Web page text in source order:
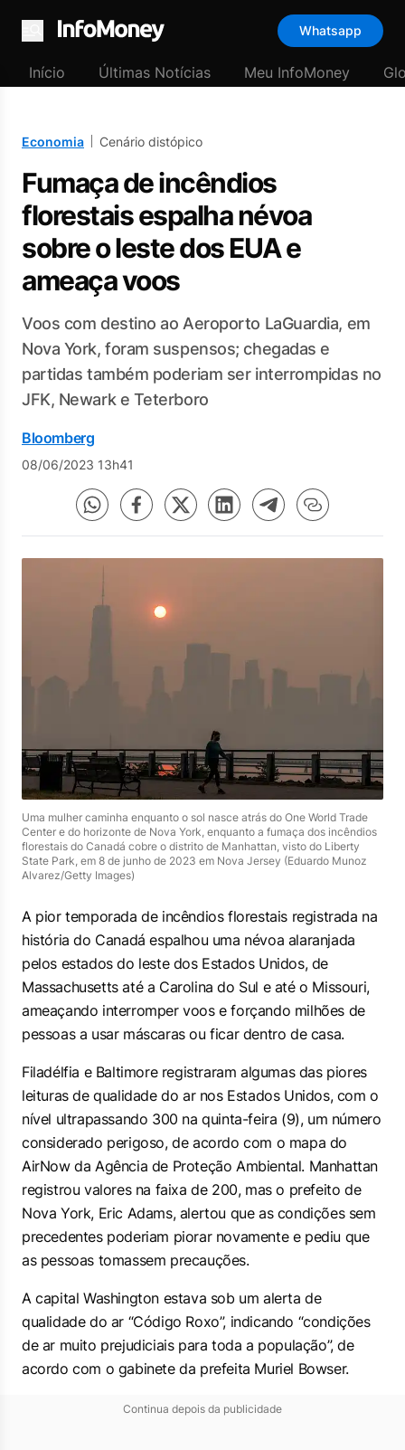
Menu
Whatsapp
Início Últimas Notícias Meu InfoMoney
Economia Cenário distópico
Fumaça de incêndios
florestais espalha névoa
sobre o leste dos EUA e
ameaça voos
Voos com destino ao Aeroporto LaGuardia, em
Nova York, foram suspensos; chegadas e
partidas também poderiam ser interrompidas no
JFK, Newark e Teterboro
Bloomberg
08/06/2023 13h41
Uma mulher caminha enquanto o sol nasce atrás do One World Trade
Center e do horizonte de Nova York, enquanto a fumaça dos incêndios
florestais do Canadá cobre o distrito de Manhattan, visto do Liberty
State Park, em 8 de junho de 2023 em Nova Jersey (Eduardo Munoz
Alvarez/Getty Images)
A pior temporada de incêndios florestais registrada na
história do Canadá espalhou uma névoa alaranjada
pelos estados do leste dos Estados Unidos, de
Massachusetts até a Carolina do Sul e até o Missouri,
ameaçando interromper voos e forçando milhões de
pessoas a usar máscaras ou ficar dentro de casa.
Filadélfia e Baltimore registraram algumas das piores
leituras de qualidade do ar nos Estados Unidos, com o
nível ultrapassando 300 na quinta-feira (9), um número
considerado perigoso, de acordo com o mapa do
AirNow da Agência de Proteção Ambiental. Manhattan
registrou valores na faixa de 200, mas o prefeito de
Nova York, Eric Adams, alertou que as condições sem
precedentes poderiam piorar novamente e pediu que
as pessoas tomassem precauções.
A capital Washington estava sob um alerta de
qualidade do ar “Código Roxo”, indicando “condições
de ar muito prejudiciais para toda a população”, de
acordo com o gabinete da prefeita Muriel Bowser.
Continua depois da publicidade